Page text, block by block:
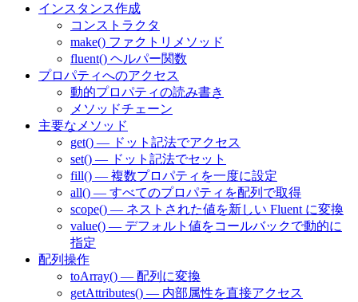
インスタンス作成
コンストラクタ
make() ファクトリメソッド
fluent() ヘルパー関数
プロパティへのアクセス
動的プロパティの読み書き
メソッドチェーン
主要なメソッド
get() — ドット記法でアクセス
set() — ドット記法でセット
fill() — 複数プロパティを一度に設定
all() — すべてのプロパティを配列で取得
scope() — ネストされた値を新しい Fluent に変換
value() — デフォルト値をコールバックで動的に
指定
配列操作
toArray() — 配列に変換
getAttributes() — 内部属性を直接アクセス